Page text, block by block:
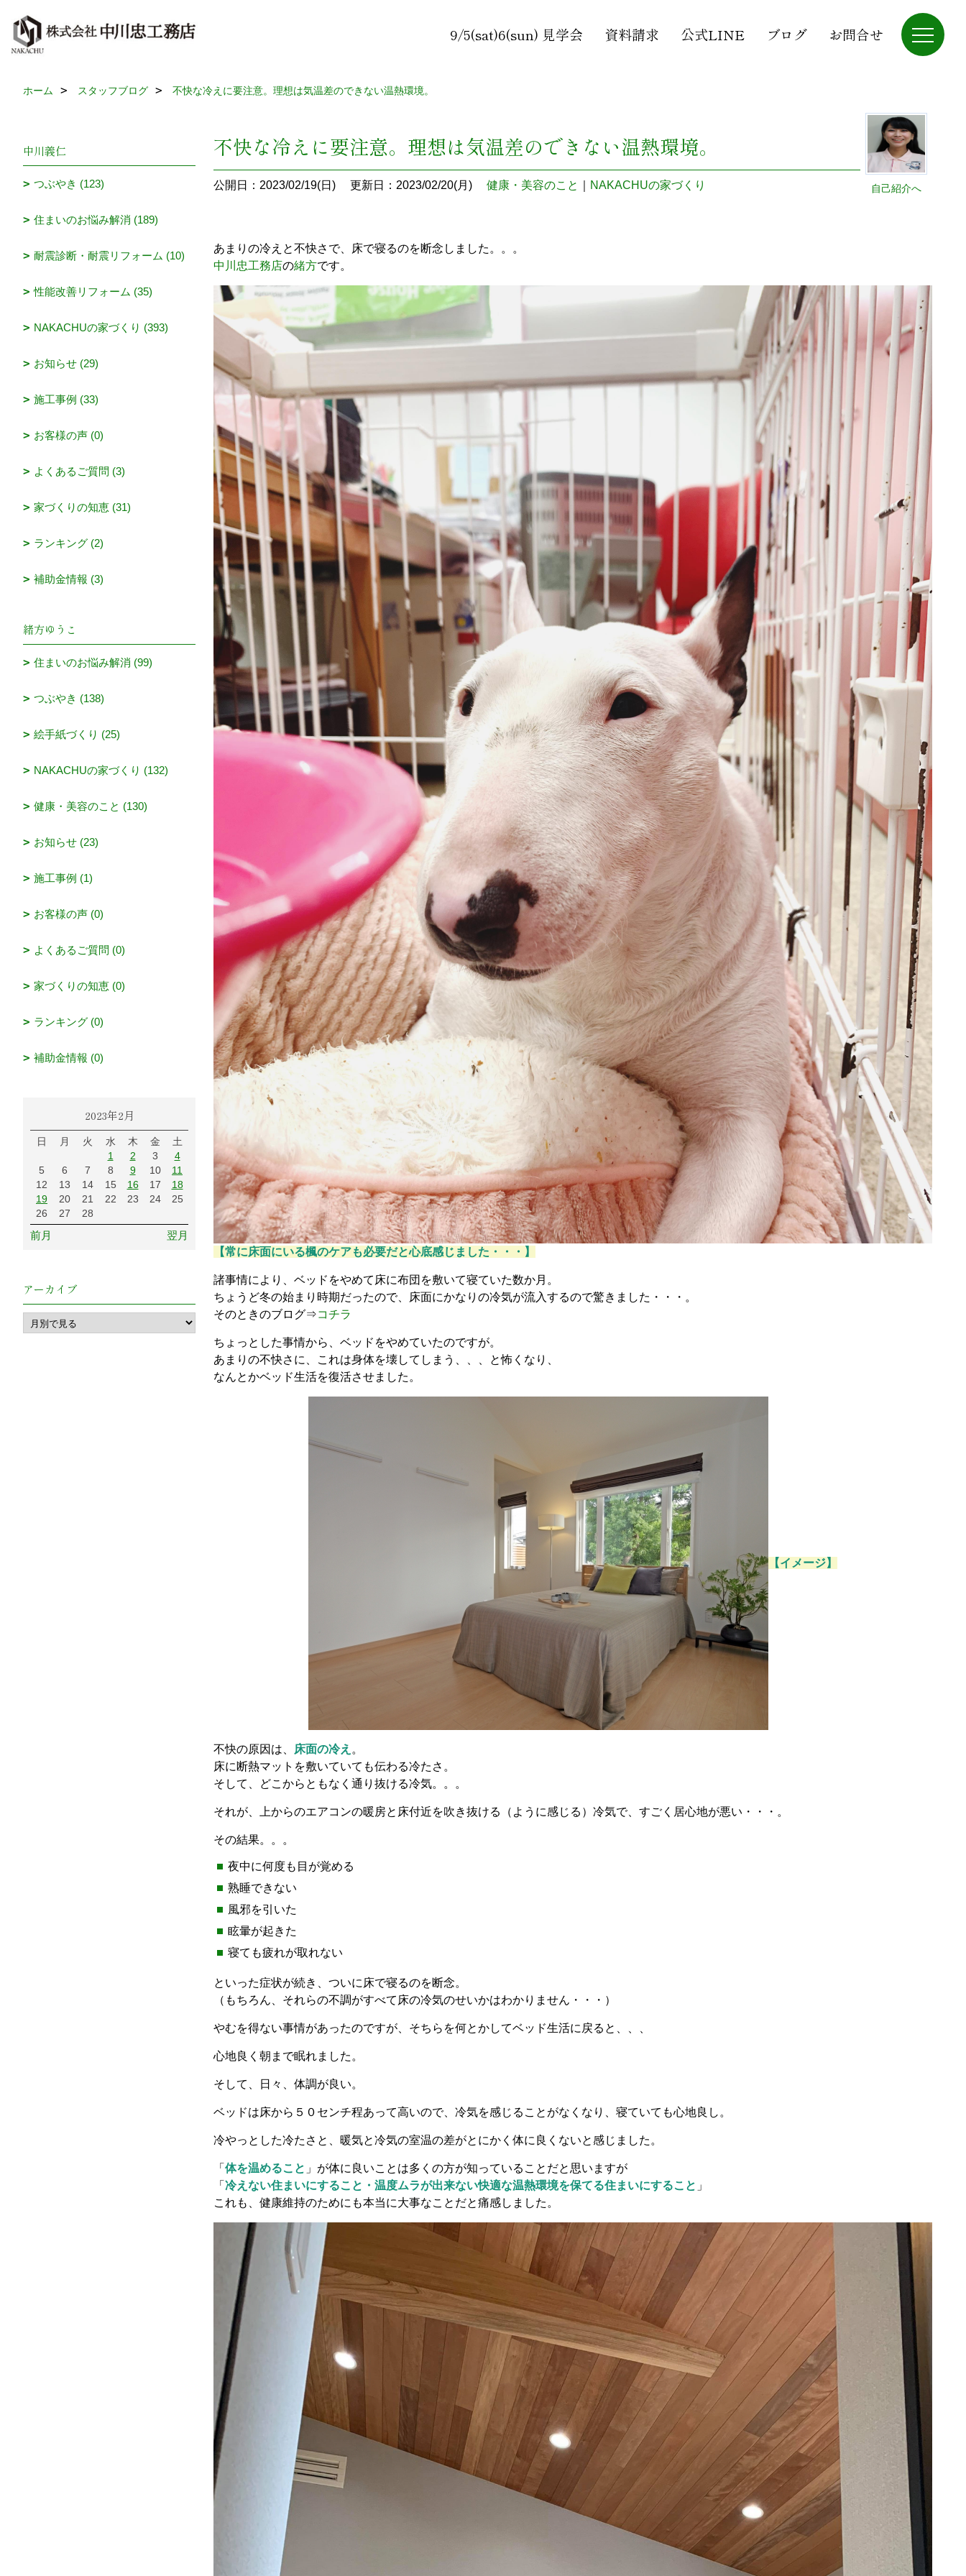
9/5(sat)6(sun) 見学会 資料請求 公式LINE ブログ お問合せ
ホーム スタッフブログ 不快な冷えに要注意。理想は気温差のできない温熱環境。
自己紹介へ
不快な冷えに要注意。理想は気温差のできない温熱環境。
公開日：2023/02/19(日) 更新日：2023/02/20(月) 健康・美容のこと NAKACHUの家づくり
あまりの冷えと不快さで、床で寝るのを断念しました。。。
中川忠工務店の緒方です。
【常に床面にいる楓のケアも必要だと心底感じました・・・】
諸事情により、ベッドをやめて床に布団を敷いて寝ていた数か月。
ちょうど冬の始まり時期だったので、床面にかなりの冷気が流入するので驚きました・・・。
そのときのブログ⇒コチラ
ちょっとした事情から、ベッドをやめていたのですが。
あまりの不快さに、これは身体を壊してしまう、、、と怖くなり、
なんとかベッド生活を復活させました。
【イメージ】
不快の原因は、 床面の冷え 。
床に断熱マットを敷いていても伝わる冷たさ。
そして、どこからともなく通り抜ける冷気。。。
それが、上からのエアコンの暖房と床付近を吹き抜ける（ように感じる）冷気で、すごく居心地が悪い・・・。
その結果。。。
夜中に何度も目が覚める
熟睡できない
風邪を引いた
眩暈が起きた
寝ても疲れが取れない
といった症状が続き、ついに床で寝るのを断念。
（もちろん、それらの不調がすべて床の冷気のせいかはわかりません・・・）
やむを得ない事情があったのですが、そちらを何とかしてベッド生活に戻ると、、、
心地良く朝まで眠れました。
そして、日々、体調が良い。
ベッドは床から５０センチ程あって高いので、冷気を感じることがなくなり、寝ていても心地良し。
冷やっとした冷たさと、暖気と冷気の室温の差がとにかく体に良くないと感じました。
「 体を温めること 」が体に良いことは多くの方が知っていることだと思いますが
「 冷えない住まいにすること・温度ムラが出来ない快適な温熱環境を保てる住まいにすること 」
これも、健康維持のためにも本当に大事なことだと痛感しました。
中川義仁
つぶやき (123)
住まいのお悩み解消 (189)
耐震診断・耐震リフォーム (10)
性能改善リフォーム (35)
NAKACHUの家づくり (393)
お知らせ (29)
施工事例 (33)
お客様の声 (0)
よくあるご質問 (3)
家づくりの知恵 (31)
ランキング (2)
補助金情報 (3)
緒方ゆうこ
住まいのお悩み解消 (99)
つぶやき (138)
絵手紙づくり (25)
NAKACHUの家づくり (132)
健康・美容のこと (130)
お知らせ (23)
施工事例 (1)
お客様の声 (0)
よくあるご質問 (0)
家づくりの知恵 (0)
ランキング (0)
補助金情報 (0)
2023年2月
日 月 火 水 木 金
土
1
2 3
4
5
6 7 8 9 10
11
12
13 14 15 16 17
18
19
20 21 22 23 24
25
26
27 28
前月 翌月
アーカイブ